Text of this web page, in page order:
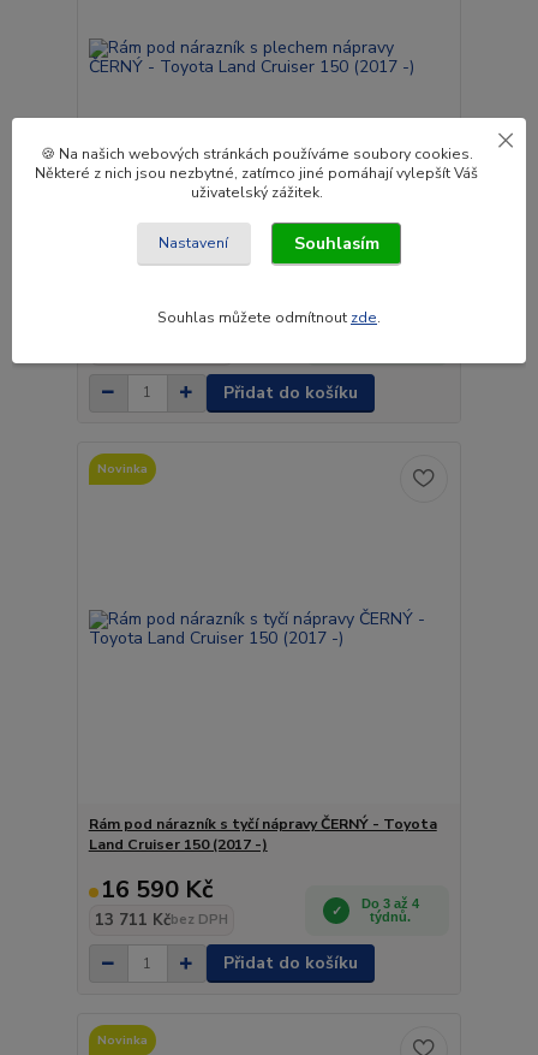
Rám pod nárazník s plechem nápravy ČERNÝ -
15 390 Kč
Přidat do košíku
Novinka
Rám pod nárazník s tyčí nápravy ČERNÝ - Toyota
Land Cruiser 150 (2017 -)
16 590 Kč
13 711 Kčbez DPH
Do 3 až 4
týdnů.
Přidat do košíku
Novinka
🍪 Na našich webových stránkách používáme soubory cookies.
Některé z nich jsou nezbytné, zatímco jiné pomáhají vylepšít Váš
uživatelský zážitek.
Nastavení Souhlasím
Souhlas můžete odmítnout zde.